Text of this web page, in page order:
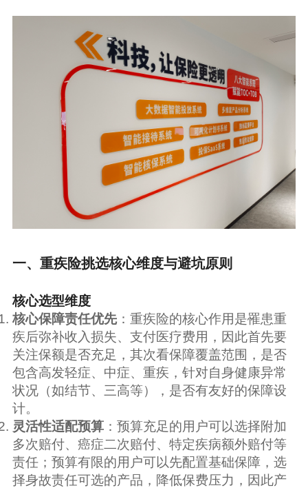
一、重疾险挑选核心维度与避坑原则
核心选型维度
核心保障责任优先：重疾险的核心作用是罹患重
疾后弥补收入损失、支付医疗费用，因此首先要
关注保额是否充足，其次看保障覆盖范围，是否
包含高发轻症、中症、重疾，针对自身健康异常
状况（如结节、三高等），是否有友好的保障设
计。
灵活性适配预算：预算充足的用户可以选择附加
多次赔付、癌症二次赔付、特定疾病额外赔付等
责任；预算有限的用户可以先配置基础保障，选
择身故责任可选的产品，降低保费压力，因此产